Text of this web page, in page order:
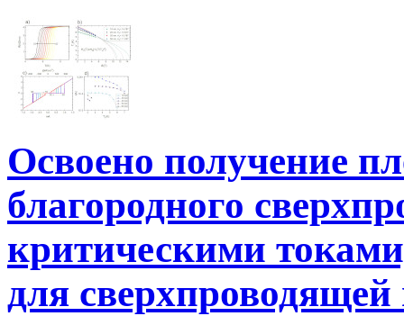
Освоено получение
благородного
критическими
для